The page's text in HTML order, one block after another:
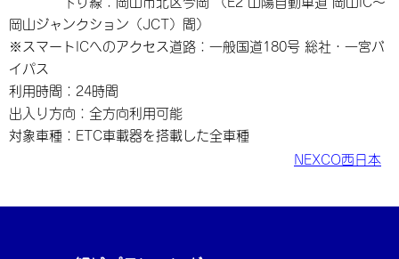
岡山ジャンクション（JCT）間）
※スマートICへのアクセス道路：一般国道180号 総社・一宮バ
イパス
利用時間：24時間
出入り方向：全方向利用可能
対象車種：ETC車載器を搭載した全車種
NEXCO西日本